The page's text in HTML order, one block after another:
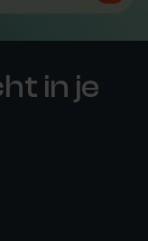
in je